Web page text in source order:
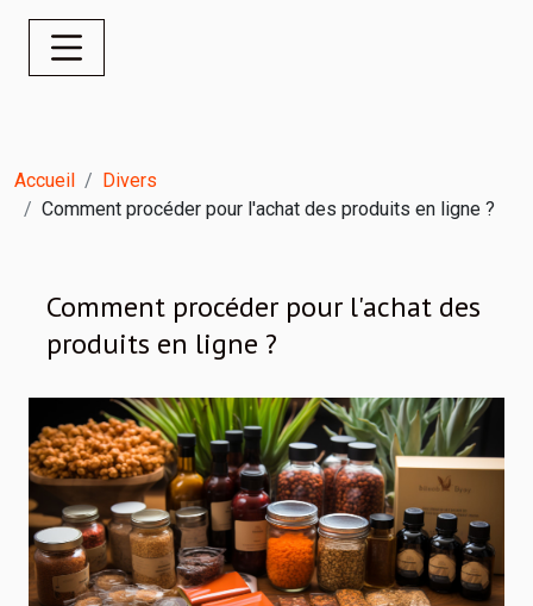
Accueil
Divers
Comment procéder pour l'achat des produits en ligne ?
Comment procéder pour l'achat des
produits en ligne ?